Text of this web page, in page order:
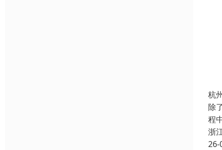
杭
除
程
浙
26-